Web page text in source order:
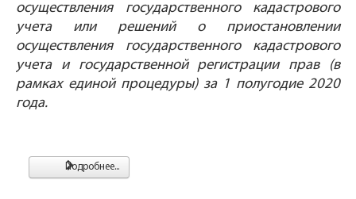
осуществления государственного кадастрового
учета или решений о приостановлении
осуществления государственного кадастрового
учета и государственной регистрации прав (в
рамках единой процедуры) за 1 полугодие 2020
года.
Подробнее...